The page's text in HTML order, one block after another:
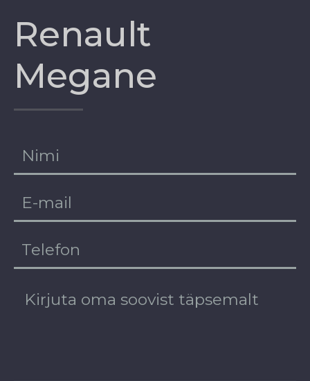
EE RU DE EN FI
Renault
Megane